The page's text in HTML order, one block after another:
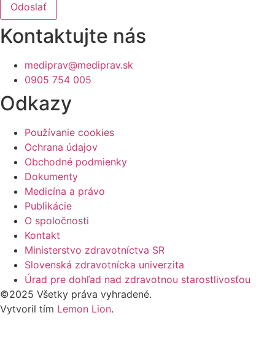
Odoslať
Kontaktujte nás
mediprav@mediprav.sk
0905 754 005
Odkazy
Používanie cookies
Ochrana údajov
Obchodné podmienky
Dokumenty
Medicína a právo
Publikácie
O spoločnosti
Kontakt
Ministerstvo zdravotníctva SR
Slovenská zdravotnícka univerzita
Úrad pre dohľad nad zdravotnou starostlivosťou
©2025 Všetky práva vyhradené.
Vytvoril tím Lemon Lion.